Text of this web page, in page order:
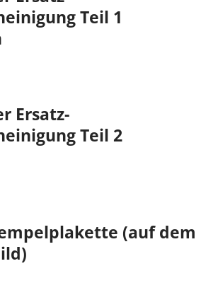
Teil 1
Ersatz-
Teil 2
(auf dem